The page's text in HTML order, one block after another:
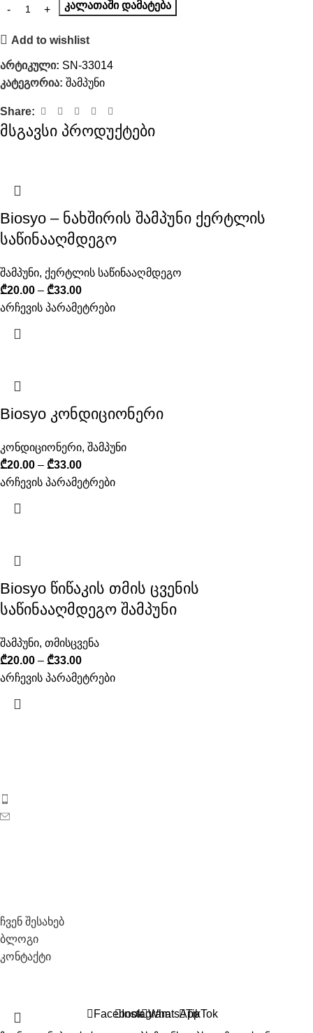
ᲙᲐᲚᲐᲗᲐᲨᲘ ᲓᲐᲛᲐᲢᲔᲑᲐ
Add to wishlist
არტიკული: SN-33014
კატეგორია: შამპუნი
Share:
მსგავსი პროდუქტები
Biosyo – ნახშირის შამპუნი ქერტლის
საწინააღმდეგო
შამპუნი, ქერტლის საწინააღმდეგო
₾20.00 – ₾33.00
არჩევის პარამეტრები
Biosyo კონდიციონერი
კონდიციონერი, შამპუნი
₾20.00 – ₾33.00
არჩევის პარამეტრები
Biosyo წიწაკის თმის ცვენის
საწინააღმდეგო შამპუნი
შამპუნი, თმისცვენა
₾20.00 – ₾33.00
არჩევის პარამეტრები
ჩვენ შესახებ
ბლოგი
კონტაქტი
FacebookInstagramWhatsAppTikTok